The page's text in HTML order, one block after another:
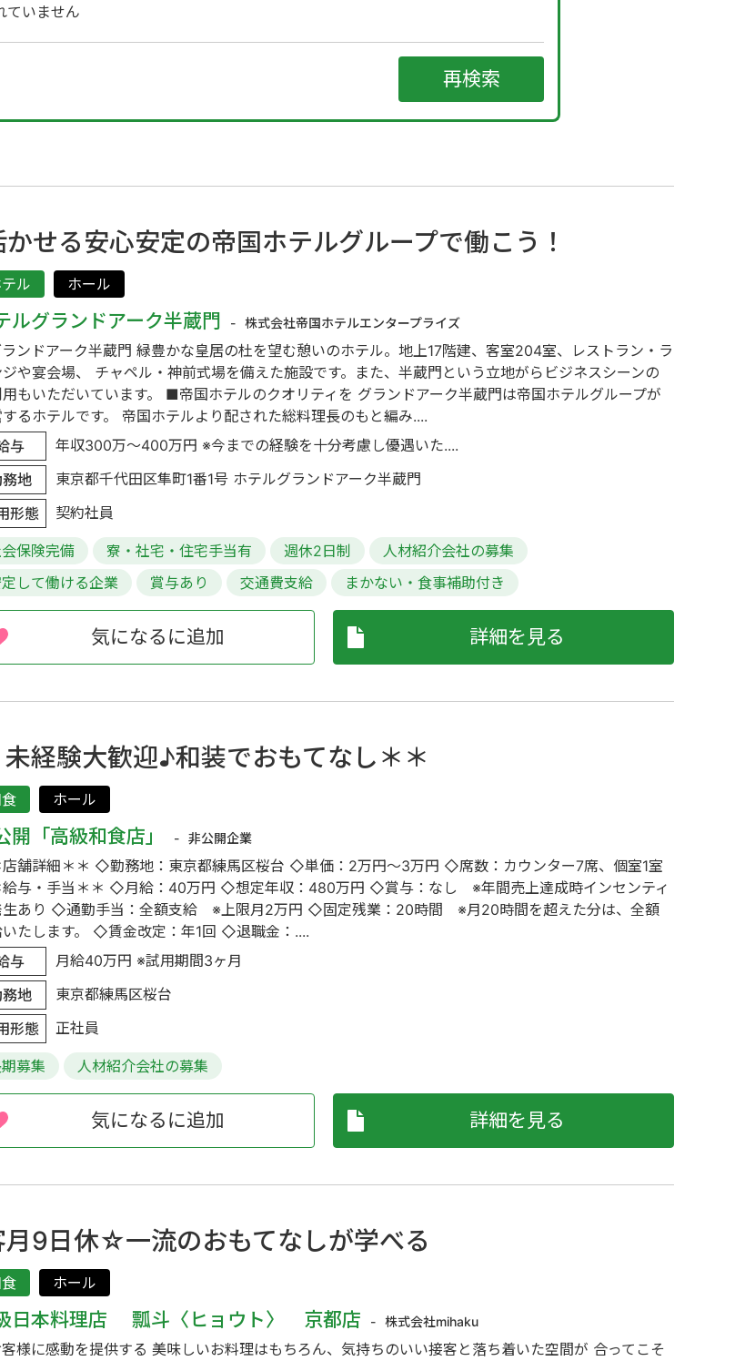
ていません
せる安心安定の帝国ホテルグループで働こう！
ル ホール
ルグランドアーク半蔵門 株式会社帝国ホテルエンタープライズ
ンドアーク半蔵門 緑豊かな皇居の杜を望む憩いのホテル。地上17階建、客室204室、レストラン・ラ
ジや宴会場、 チャペル・神前式場を備えた施設です。また、半蔵門という立地がらビジネスシーンの
用もいただいています。 ■帝国ホテルのクオリティを グランドアーク半蔵門は帝国ホテルグループが
るホテルです。 帝国ホテルより配された総料理長のもと編み....
与
年収300万～400万円 ※今までの経験を十分考慮し優遇いた....
地
東京都千代田区隼町1番1号 ホテルグランドアーク半蔵門
形態
契約社員
保険完備 寮・社宅・住宅手当有 週休2日制
人材紹介会社の募集
して働ける企業
賞与あり 交通費支給 まかない・食事補助付き
気になるに追加 詳細を見る
経験大歓迎♪和装でおもてなし＊＊
ホール
開「高級和食店」 非公開企業
店舗詳細＊＊ ◇勤務地：東京都練馬区桜台 ◇単価：2万円～3万円 ◇席数：カウンター7席、個室1室
給与・手当＊＊ ◇月給：40万円 ◇想定年収：480万円 ◇賞与：なし ※年間売上達成時インセンティ
生あり ◇通勤手当：全額支給 ※上限月2万円 ◇固定残業：20時間 ※月20時間を超えた分は、全額
いたします。 ◇賃金改定：年1回 ◇退職金：....
与
月給40万円 ※試用期間3ヶ月
地
東京都練馬区桜台
形態
正社員
募集 人材紹介会社の募集
気になるに追加 詳細を見る
月9日休☆一流のおもてなしが学べる
ホール
日本料理店 瓢斗〈ヒョウト〉 京都店 株式会社mihaku
様に感動を提供する 美味しいお料理はもちろん、気持ちのいい接客と落ち着いた空間が 合ってこそ